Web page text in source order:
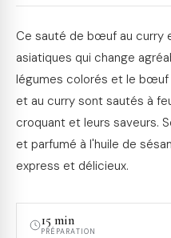
Ce sauté de bœuf au curry
asiatiques qui change
légumes colorés et le bœuf
et au curry sont sautés à
croquant et leurs saveurs.
et parfumé à l'huile de
express et délicieux.
15 min
PRÉPARATION